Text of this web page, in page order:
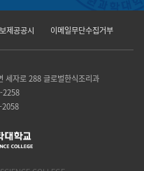
제공공시 이메일무단수집거부
세자로 288 글로벌한식조리과
2258
2058